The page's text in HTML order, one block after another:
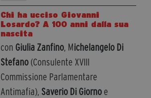
Chi ha ucciso Giovanni
Losardo? A 100 anni dalla sua
nascita
con Giulia Zanfino, Michelangelo Di
Stefano (Consulente XVIII
Commissione Parlamentare
Antimafia), Saverio Di Giorno e